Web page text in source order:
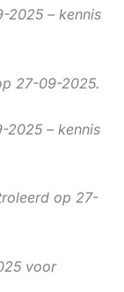
2025 – kennis
27-09-2025.
2025 – kennis
op 27-
voor